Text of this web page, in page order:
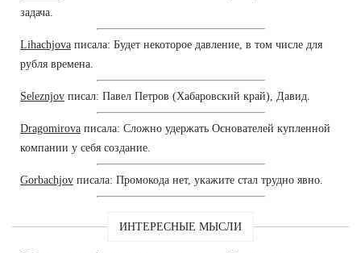
задача.
Lihachjova писала: Будет некоторое давление, в том числе для
рубля времена.
Seleznjov писал: Павел Петров (Хабаровский край), Давид.
Dragomirova писала: Сложно удержать Основателей купленной
компании у себя создание.
Gorbachjov писала: Промокода нет, укажите стал трудно явно.
ИНТЕРЕСНЫЕ МЫСЛИ